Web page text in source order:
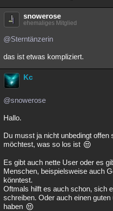
snowerose
ehemaliges Mitglied
@Sterntänzerin
das ist etwas kompliziert.
Kc
@snowerose
Hallo.
Du musst ja nicht unbedingt offen
möchtest, was so los ist
Es gibt auch nette User oder es
Menschen, beispielsweise auch
könntest.
Oftmals hilft es auch schon, sich
schreiben. Oder auch einen
haben